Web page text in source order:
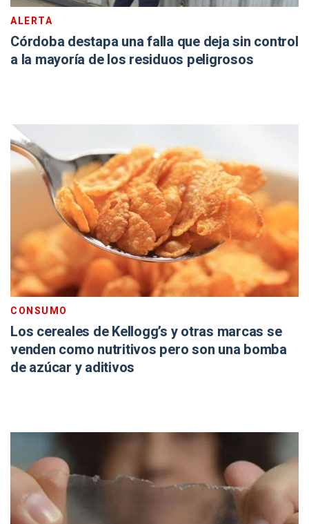
ALERTA
Córdoba destapa una falla que deja sin control
a la mayoría de los residuos peligrosos
CONSUMO
Los cereales de Kellogg’s y otras marcas se
venden como nutritivos pero son una bomba
de azúcar y aditivos